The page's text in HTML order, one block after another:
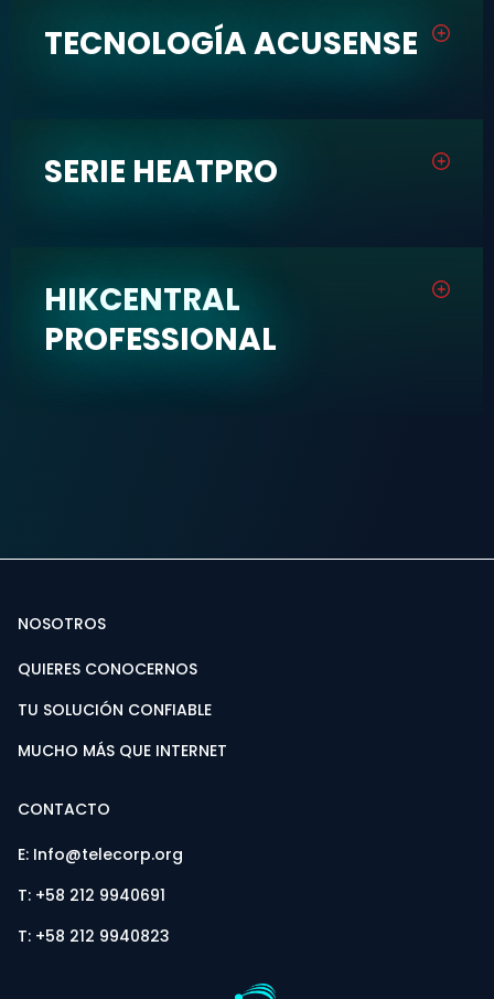
TECNOLOGÍA ACUSENSE
SERIE HEATPRO
HIKCENTRAL
PROFESSIONAL
NOSOTROS
QUIERES CONOCERNOS
TU SOLUCIÓN CONFIABLE
MUCHO MÁS QUE INTERNET
CONTACTO
E: Info@telecorp.org
T: +58 212 9940691
T: +58 212 9940823